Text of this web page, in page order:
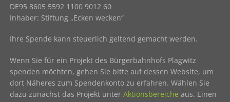
DE95 8605 5592 1100 9012 60
Inhaber: Stiftung „Ecken wecken“
Ihre Spende kann steuerlich geltend gemacht werden.
Wenn Sie für ein Projekt des Bürgerbahnhofs Plagwitz
spenden möchten, gehen Sie bitte auf dessen Website, um
dort Näheres zum Spendenkonto zu erfahren. Wählen Sie
dazu zunächst das Projekt unterAktionsbereiche aus. Einen